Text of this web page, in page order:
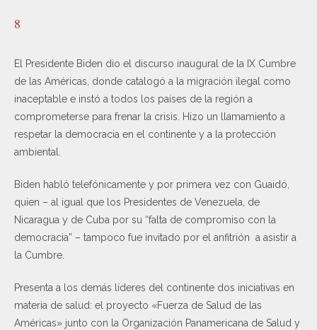
8
El Presidente Biden dio el discurso inaugural de la IX Cumbre
de las Américas, donde catalogó a la migración ilegal como
inaceptable e instó a todos los países de la región a
comprometerse para frenar la crisis. Hizo un llamamiento a
respetar la democracia en el continente y a la protección
ambiental.
Biden habló telefónicamente y por primera vez con Guaidó,
quien – al igual que los Presidentes de Venezuela, de
Nicaragua y de Cuba por su “falta de compromiso con la
democracia” – tampoco fue invitado por el anfitrión a asistir a
la Cumbre.
Presenta a los demás líderes del continente dos iniciativas en
materia de salud: el proyecto «Fuerza de Salud de las
Américas» junto con la Organización Panamericana de Salud y